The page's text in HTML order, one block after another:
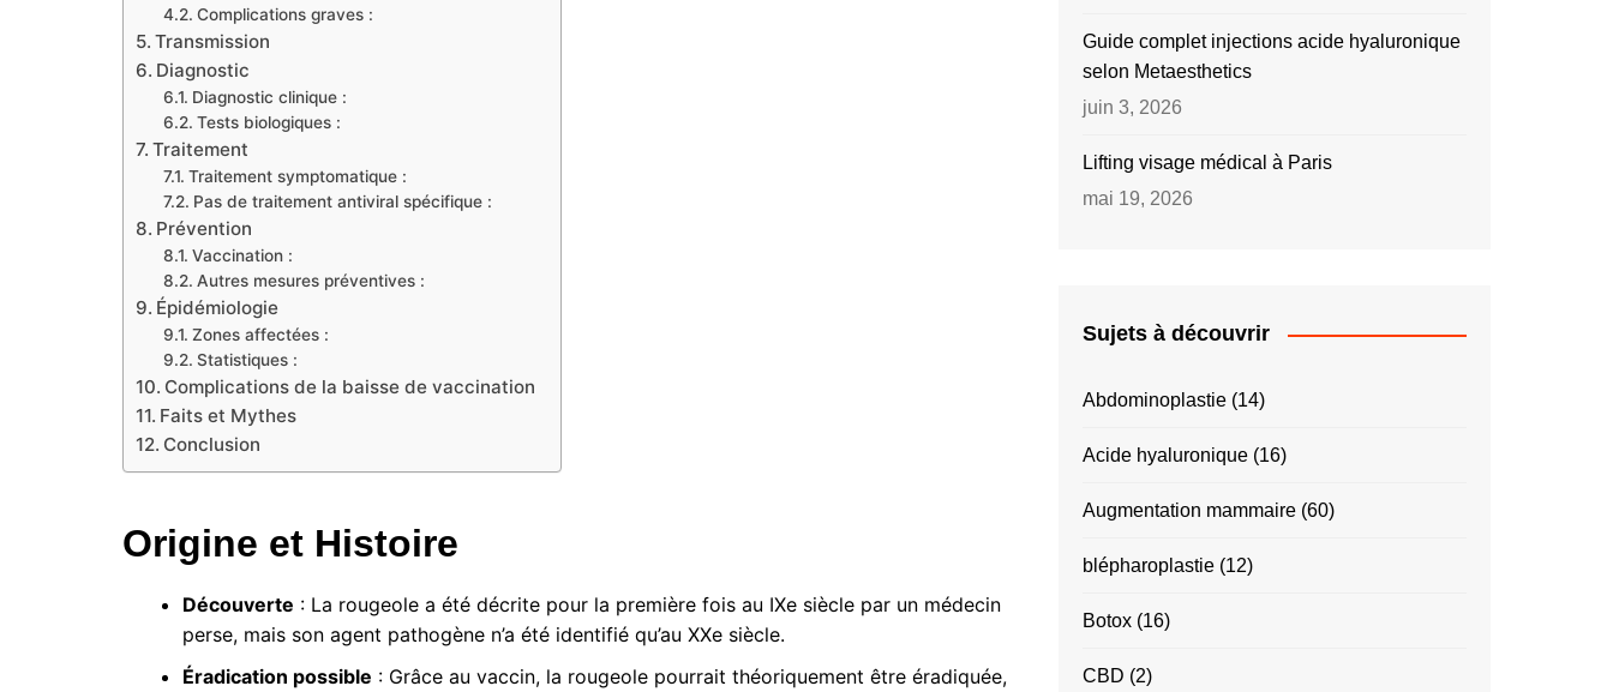
Complications graves :
Transmission
Diagnostic
Diagnostic clinique :
Tests biologiques :
Traitement
Traitement symptomatique :
Pas de traitement antiviral spécifique :
Prévention
Vaccination :
Autres mesures préventives :
Épidémiologie
Zones affectées :
Statistiques :
Complications de la baisse de vaccination
Faits et Mythes
Conclusion
Origine et Histoire
Découverte : La rougeole a été décrite pour la première fois au IXe siècle par un médecin
perse, mais son agent pathogène n’a été identifié qu’au XXe siècle.
Éradication possible : Grâce au vaccin, la rougeole pourrait théoriquement être éradiquée,
Guide complet injections acide hyaluronique
selon Metaesthetics
juin 3, 2026
Lifting visage médical à Paris
mai 19, 2026
Sujets à découvrir
Abdominoplastie (14)
Acide hyaluronique (16)
Augmentation mammaire (60)
blépharoplastie (12)
Botox (16)
CBD (2)